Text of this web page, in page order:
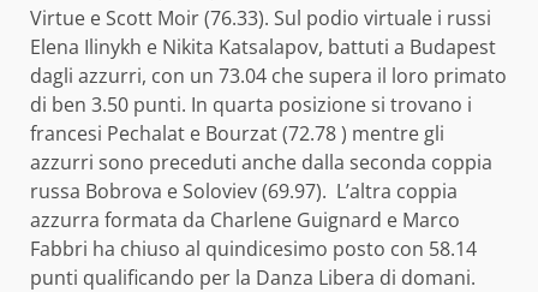
Virtue e Scott Moir (76.33). Sul podio virtuale i russi
Elena Ilinykh e Nikita Katsalapov, battuti a Budapest
dagli azzurri, con un 73.04 che supera il loro primato
di ben 3.50 punti. In quarta posizione si trovano i
francesi Pechalat e Bourzat (72.78 ) mentre gli
azzurri sono preceduti anche dalla seconda coppia
russa Bobrova e Soloviev (69.97). L’altra coppia
azzurra formata da Charlene Guignard e Marco
Fabbri ha chiuso al quindicesimo posto con 58.14
punti qualificando per la Danza Libera di domani.